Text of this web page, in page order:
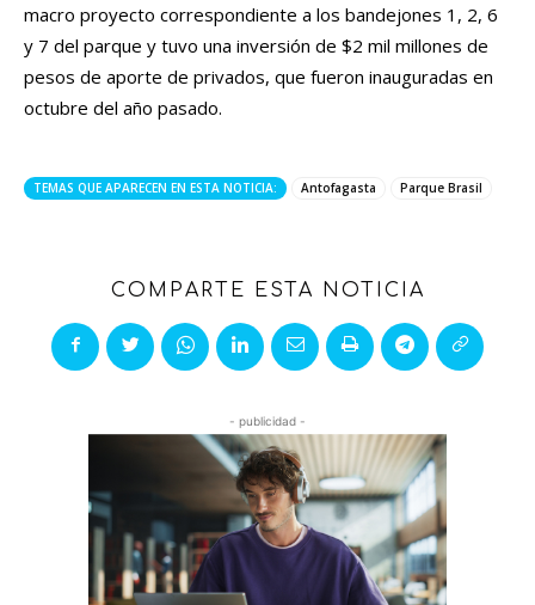
macro proyecto correspondiente a los bandejones 1, 2, 6
y 7 del parque y tuvo una inversión de $2 mil millones de
pesos de aporte de privados, que fueron inauguradas en
octubre del año pasado.
TEMAS QUE APARECEN EN ESTA NOTICIA: Antofagasta Parque Brasil
COMPARTE ESTA NOTICIA
- publicidad -